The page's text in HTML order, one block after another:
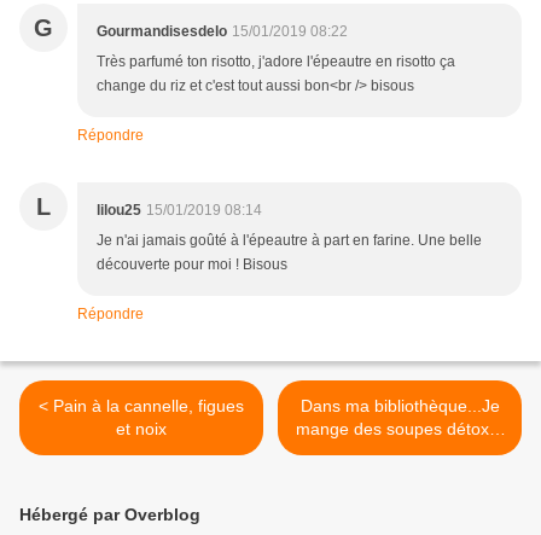
G Gourmandisesdelo 15/01/2019 08:22
Très parfumé ton risotto, j'adore l'épeautre en risotto ça
change du riz et c'est tout aussi bon<br /> bisous
Répondre
L lilou25 15/01/2019 08:14
Je n'ai jamais goûté à l'épeautre à part en farine. Une belle
découverte pour moi ! Bisous
Répondre
< Pain à la cannelle, figues
et noix
Dans ma bibliothèque...Je
mange des soupes détox...
>
Hébergé par Overblog